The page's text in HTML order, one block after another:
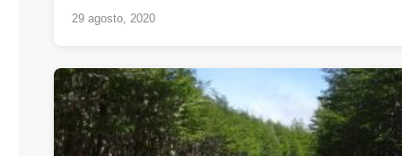
29 agosto, 2020